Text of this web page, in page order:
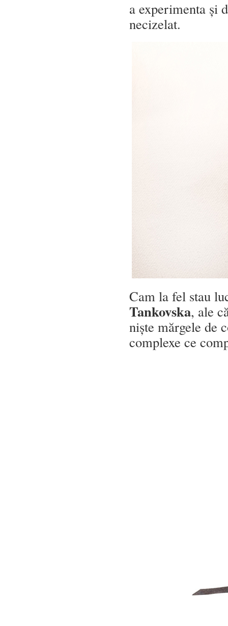
a experimenta și
necizelat.
Cam la fel stau
Tankovska, ale
niște mărgele de
complexe ce